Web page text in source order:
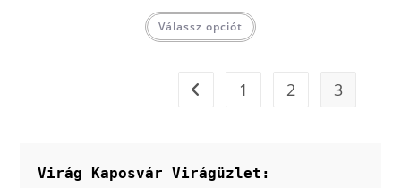
Válassz opciót
1 2 3
Virág Kaposvár Virágüzlet: